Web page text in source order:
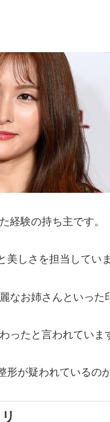
経験の持ち主です。
美しさを担当していま
なお姉さんといった
ったと言われていま
形が疑われているの